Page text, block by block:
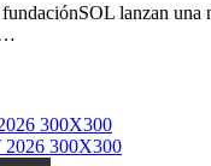
lanzan una